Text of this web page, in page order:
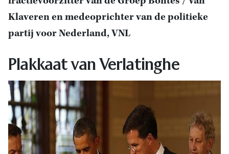
Klaveren en medeoprichter van de politieke
partij voor Nederland, VNL
Plakkaat van Verlatinghe